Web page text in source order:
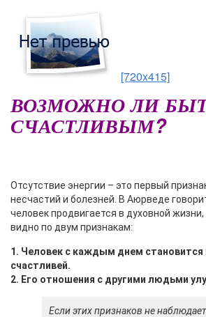
[720x415]
ВОЗМОЖНО ЛИ
СЧАСТЛИВЫМ?
Отсутствие энергии – это первый
несчастий и болезней. В Аюрведе
человек продвигается в духовной
видно по двум признакам:
1. Человек с каждым днем становится
счастливей.
2. Его отношения с другими людьми
Если этих признаков не